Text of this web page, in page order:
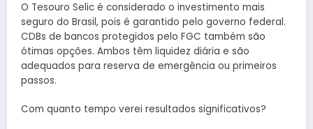
O Tesouro Selic é considerado o investimento mais
seguro do Brasil, pois é garantido pelo governo federal.
CDBs de bancos protegidos pelo FGC também são
ótimas opções. Ambos têm liquidez diária e são
adequados para reserva de emergência ou primeiros
passos.
Com quanto tempo verei resultados significativos?